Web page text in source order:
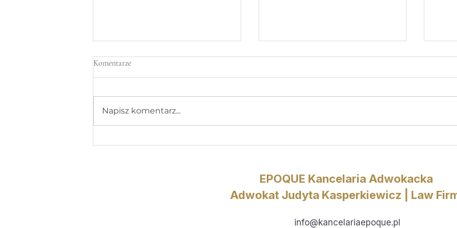
Komentarze
Napisz komentarz...
EPOQUE Kancelaria Adwokacka
Adwokat Judyta Kasperkiewicz | Law
info@kancelariaepoque.pl